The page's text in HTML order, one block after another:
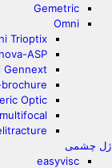
Gemetric
Omni
Trioptix
ASP
Gennext
brochure
Optic
ژل چشمی
easyvisc